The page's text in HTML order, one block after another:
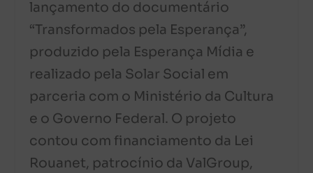
lançamento do documentário
“Transformados pela Esperança”,
produzido pela Esperança Mídia e
realizado pela Solar Social em
parceria com o Ministério da Cultura
e o Governo Federal. O projeto
contou com financiamento da Lei
Rouanet, patrocínio da ValGroup,